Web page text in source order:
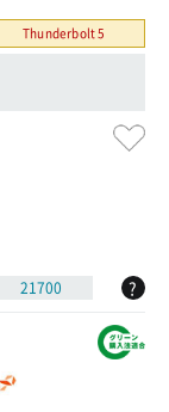
Thunderbolt 5
21700 ?